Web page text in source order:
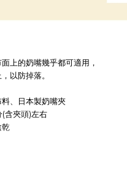
上的奶嘴幾乎都可適用，
以防掉落。
、日本製奶嘴夾
含夾頭)左右
乾